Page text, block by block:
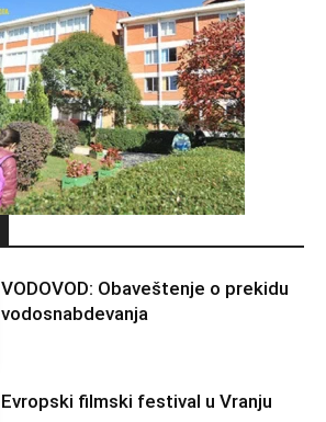
VODOVOD: Obaveštenje o prekidu
vodosnabdevanja
Evropski filmski festival u Vranju